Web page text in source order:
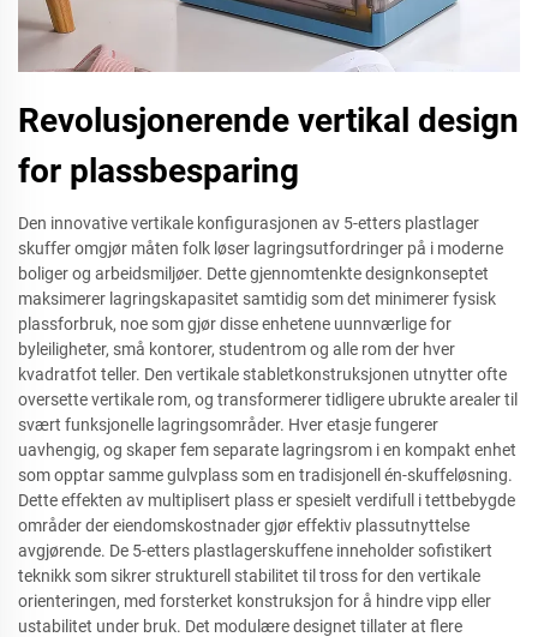
Revolusjonerende vertikal design
for plassbesparing
Den innovative vertikale konfigurasjonen av 5-etters plastlager
skuffer omgjør måten folk løser lagringsutfordringer på i moderne
boliger og arbeidsmiljøer. Dette gjennomtenkte designkonseptet
maksimerer lagringskapasitet samtidig som det minimerer fysisk
plassforbruk, noe som gjør disse enhetene uunnværlige for
byleiligheter, små kontorer, studentrom og alle rom der hver
kvadratfot teller. Den vertikale stabletkonstruksjonen utnytter ofte
oversette vertikale rom, og transformerer tidligere ubrukte arealer til
svært funksjonelle lagringsområder. Hver etasje fungerer
uavhengig, og skaper fem separate lagringsrom i en kompakt enhet
som opptar samme gulvplass som en tradisjonell én-skuffeløsning.
Dette effekten av multiplisert plass er spesielt verdifull i tettbebygde
områder der eiendomskostnader gjør effektiv plassutnyttelse
avgjørende. De 5-etters plastlagerskuffene inneholder sofistikert
teknikk som sikrer strukturell stabilitet til tross for den vertikale
orienteringen, med forsterket konstruksjon for å hindre vipp eller
ustabilitet under bruk. Det modulære designet tillater at flere